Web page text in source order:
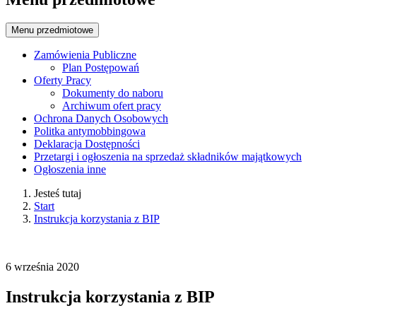
Menu przedmiotowe
Zamówienia Publiczne
Plan Postępowań
Oferty Pracy
Dokumenty do naboru
Archiwum ofert pracy
Ochrona Danych Osobowych
Politka antymobbingowa
Deklaracja Dostępności
Przetargi i ogłoszenia na sprzedaż składników majątkowych
Ogłoszenia inne
Jesteś tutaj
Start
Instrukcja korzystania z BIP
6 września 2020
Instrukcja korzystania z BIP